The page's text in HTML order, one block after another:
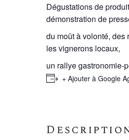
Dégustations de
démonstration de
du moût à volonté, des
les vignerons locaux,
un rallye gastronomie-
+ Ajouter à Google